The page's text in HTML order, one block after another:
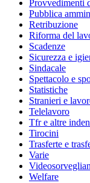
Provvedimenti
Pubblica
Retribuzione
Riforma del
Scadenze
Sicurezza e
Sindacale
Spettacolo e
Statistiche
Stranieri e
Telelavoro
Tfr e altre
Tirocini
Trasferte e
Varie
Welfare